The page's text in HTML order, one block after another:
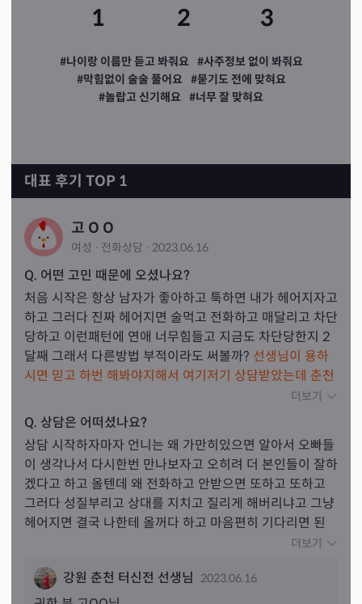
1 2 3
#나이랑 이름만 듣고 봐줘요 #사주정보 없이 봐줘요
#막힘없이 술술 풀어요 #묻기도 전에 맞혀요
#놀랍고 신기해요 #너무 잘 맞혀요
대표 후기 TOP 1
고 O O
여성 · 전화상담 · 2023.06.16
Q. 어떤 고민 때문에 오셨나요?
처음 시작은 항상 남자가 좋아하고 툭하면 내가 헤어지자고
하고 그러다 진짜 헤어지면 술먹고 전화하고 매달리고 차단
당하고 이런패턴에 연애 너무힘들고 지금도 차단당한지 2
달째 그래서 다른방법 부적이라도 써볼까? 선생님이 용하
시면 믿고 하번 해봐야지해서 여기저기 상담받았는데 춘천
더보기
Q. 상담은 어떠셨나요?
상담 시작하자마자 언니는 왜 가만히있으면 알아서 오빠들
이 생각나서 다시한번 만나보자고 오히려 더 본인들이 잘하
겠다고 하고 올텐데 왜 전화하고 안받으면 또하고 또하고
그러다 성질부리고 상대를 지치고 질리게 해버리냐고 그냥
헤어지면 결국 나한테 올꺼다 하고 마음편히 기다리면 된
고. 근데 제가 그게 잘안되서 힘들다고 집착하게 된다고
쓰라고 그럴수록 전남친은 내가 더 신경쓰이고 질투나서 올
꺼라고 그래서 상담받고 나비부적 다음날받고 정말 소름돋
더보기
강원 춘천 터신전 선생님 2023.06.16